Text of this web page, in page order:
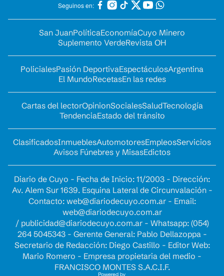
Seguinos en:
San JuanPolíticaEconomíaCuyo Minero
Suplemento VerdeRevista OH
PolicialesPasión DeportivaEspectáculosArgentina
El MundoRecetasEn las redes
Cartas del lectorOpinionSocialesSaludTecnología
TendenciaEstado del tránsito
ClasificadosInmueblesAutomotoresEmpleosServicios
Avisos Fúnebres y MisasEdictos
Diario de Cuyo - Fecha de Inicio: 11/2003 - Dirección:
Av. Alem Sur 1639. Esquina Lateral de Circunvalación -
Contacto: web@diariodecuyo.com.ar- Email:
web@diariodecuyo.com.ar
/ publicidad@diariodecuyo.com.ar- Whatsapp: (054)
264 5045343 - Gerente General: Pablo Dellazoppa -
Secretario de Redacción: Diego Castillo - Editor Web:
Mario Romero - Empresa propietaria del medio -
FRANCISCO MONTES S.A.C.I.F.